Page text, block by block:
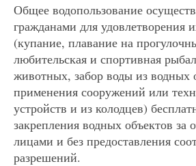
Общее водопользование
гражданами для удовлетворения
(купание, плавание на
любительская и спортивная
животных, забор воды из водных
применения сооружений или
устройств и из колодцев)
закрепления водных объектов за
лицами и без предоставления
разрешений.